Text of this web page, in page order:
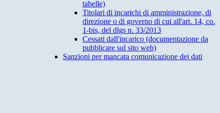
tabelle)
Titolari di incarichi di amministrazione, di
direzione o di governo di cui all'art. 14, co.
1-bis, del dlgs n. 33/2013
Cessati dall'incarico (documentazione da
pubblicare sul sito web)
Sanzioni per mancata comunicazione dei dati